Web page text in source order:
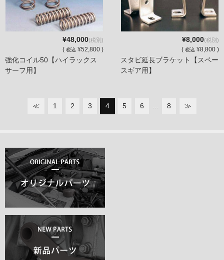
¥48,000(税別)
( 税込 ¥52,800 )
強化コイル50【ハイラックス
サーフ用】
¥8,000(税別)
( 税込 ¥8,800 )
スタビ延長ブラケット【スペー
スギア用】
≪ 1 2 3 4 5 6 8 ≫